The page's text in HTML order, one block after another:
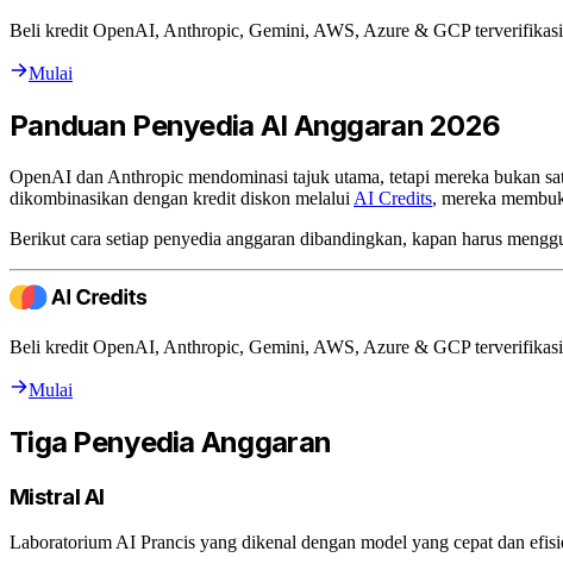
Beli kredit OpenAI, Anthropic, Gemini, AWS, Azure & GCP terverifikasi
Mulai
Panduan Penyedia AI Anggaran 2026
OpenAI dan Anthropic mendominasi tajuk utama, tetapi mereka bukan
dikombinasikan dengan kredit diskon melalui AI Credits, mereka
Berikut cara setiap penyedia anggaran dibandingkan, kapan harus
Beli kredit OpenAI, Anthropic, Gemini, AWS, Azure & GCP terverifikasi
Mulai
Tiga Penyedia Anggaran
Mistral AI
Laboratorium AI Prancis yang dikenal dengan model yang cepat dan